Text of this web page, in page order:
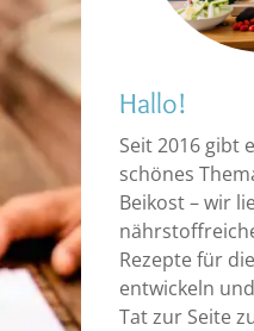
Hallo!
Seit 2016 gibt
schönes
Beikost – wir
Rezepte für
entwickeln
Tat zur Seite